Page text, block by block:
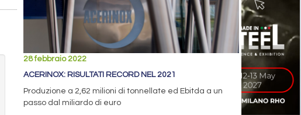
28 febbraio 2022
ACERINOX: RISULTATI RECORD NEL 2021
Produzione a 2,62 milioni di tonnellate ed Ebitda a un
passo dal miliardo di euro